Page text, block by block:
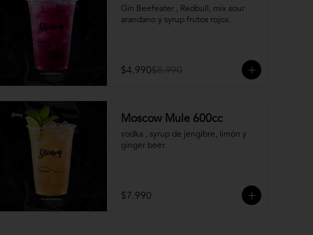
Gin Beefeater , Redbull, mix sour
arandano y syrup frutos rojos.
$4.990$8.990
Moscow Mule 600cc
vodka , syrup de jengibre, limón y
ginger beer.
$7.990